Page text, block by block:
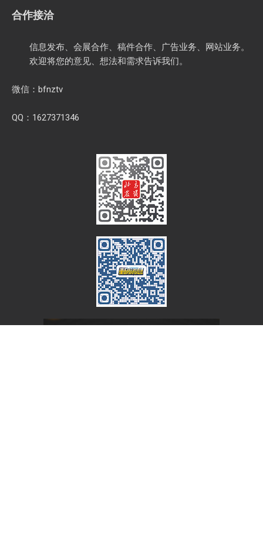
合作接洽
信息发布、会展合作、稿件合作、广告业务、网站业务。
欢迎将您的意见、想法和需求告诉我们。
微信：bfnztv
QQ：1627371346